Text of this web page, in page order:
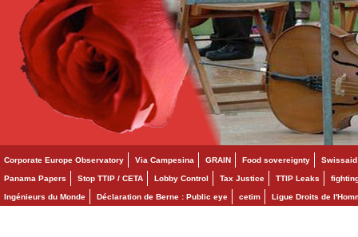
Corporate Europe Observatory Via Campesina GRAIN Food sovereignty Swissaid
Panama Papers Stop TTIP / CETA Lobby Control Tax Justice TTIP Leaks
Ingénieurs du Monde Déclaration de Berne : Public eye cetim Ligue Droits de